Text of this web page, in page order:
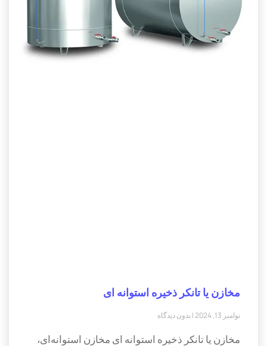
مخازن یا تانکر ذخیره استوانه ای
نوامبر 13, 2024 بدون دیدگاه
مخازن یا تانکر ذخیره استوانه ای مخازن استوانه‌ای،